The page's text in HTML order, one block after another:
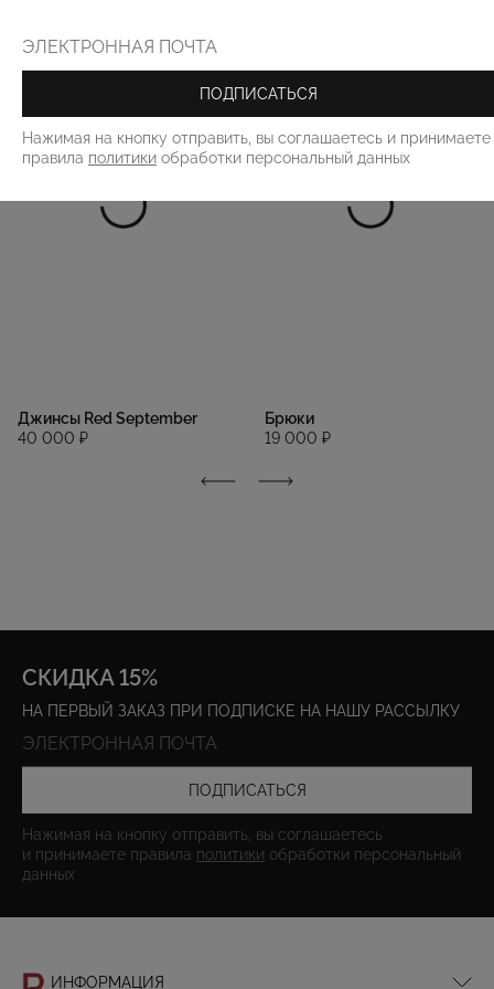
Джинсы Red September
40 000 ₽
Брюки
19 000 ₽
СКИДКА 15%
НА ПЕРВЫЙ ЗАКАЗ ПРИ ПОДПИСКЕ НА НАШУ РАССЫЛКУ
ПОДПИСАТЬСЯ
Нажимая на кнопку отправить, вы соглашаетесь
и принимаете правила политики обработки персональный
данных
ИНФОРМАЦИЯ
ПОДПИСАТЬСЯ
Нажимая на кнопку отправить, вы соглашаетесь и принимаете
правила политики обработки персональный данных